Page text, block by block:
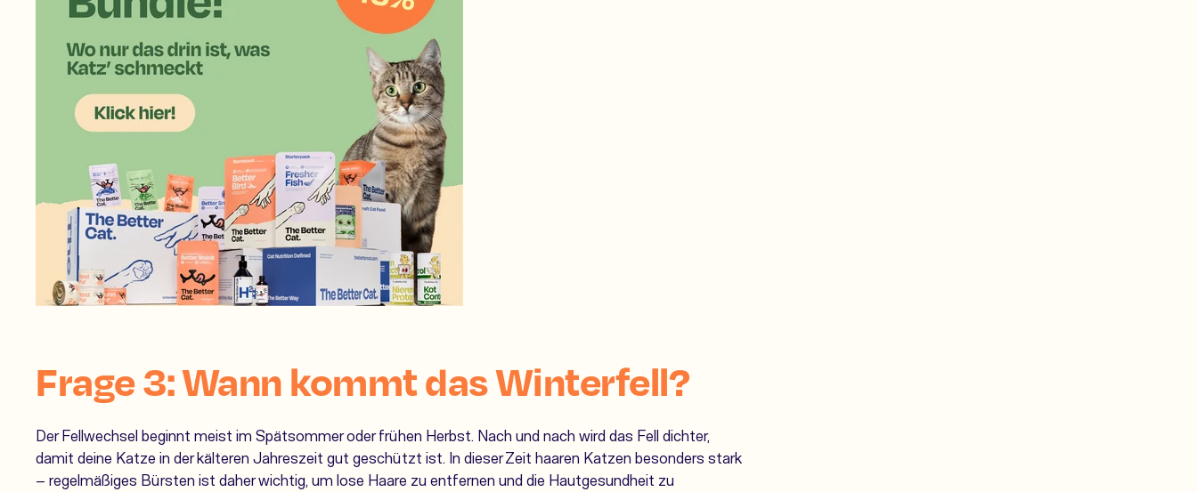
Frage 3: Wann kommt das Winterfell?
Der Fellwechsel beginnt meist im Spätsommer oder frühen Herbst. Nach und nach wird das Fell dichter,
damit deine Katze in der kälteren Jahreszeit gut geschützt ist. In dieser Zeit haaren Katzen besonders stark
– regelmäßiges Bürsten ist daher wichtig, um lose Haare zu entfernen und die Hautgesundheit zu